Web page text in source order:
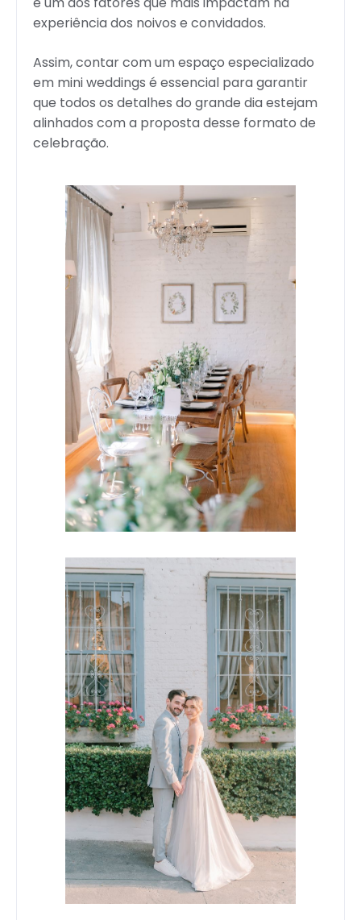
experiência dos noivos e convidados.
Assim, contar com um espaço especializado
em mini weddings é essencial para garantir
que todos os detalhes do grande dia estejam
alinhados com a proposta desse formato de
celebração.